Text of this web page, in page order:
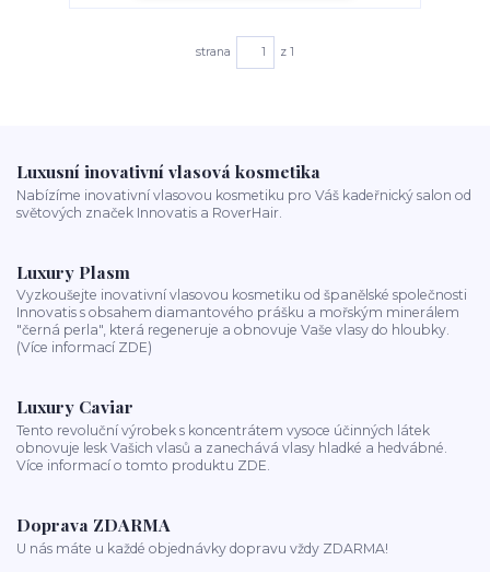
strana z 1
Luxusní inovativní vlasová kosmetika
Nabízíme inovativní vlasovou kosmetiku pro Váš kadeřnický salon od
světových značek Innovatis a RoverHair.
Luxury Plasm
Vyzkoušejte inovativní vlasovou kosmetiku od španělské společnosti
Innovatis s obsahem diamantového prášku a mořským minerálem
"černá perla", která regeneruje a obnovuje Vaše vlasy do hloubky.
(Více informací ZDE)
Luxury Caviar
Tento revoluční výrobek s koncentrátem vysoce účinných látek
obnovuje lesk Vašich vlasů a zanechává vlasy hladké a hedvábné.
Více informací o tomto produktu ZDE.
Doprava ZDARMA
U nás máte u každé objednávky dopravu vždy ZDARMA!